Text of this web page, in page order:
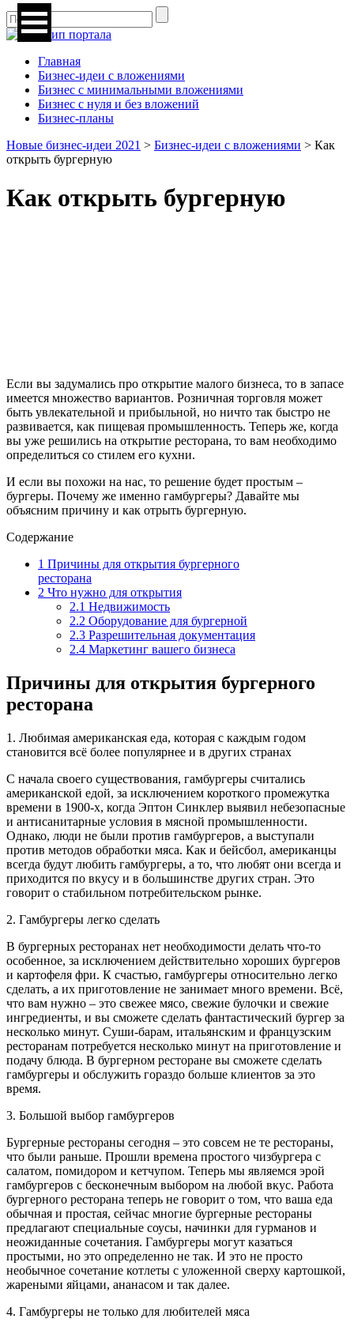
Главная
Бизнес-идеи с вложениями
Бизнес с минимальными вложениями
Бизнес с нуля и без вложений
Бизнес-планы
Новые бизнес-идеи 2021 > Бизнес-идеи с вложениями > Как
открыть бургерную
Как открыть бургерную
Если вы задумались про открытие малого бизнеса, то в запасе
имеется множество вариантов. Розничная торговля может
быть увлекательной и прибыльной, но ничто так быстро не
развивается, как пищевая промышленность. Теперь же, когда
вы уже решились на открытие ресторана, то вам необходимо
определиться со стилем его кухни.
И если вы похожи на нас, то решение будет простым –
бургеры. Почему же именно гамбургеры? Давайте мы
объясним причину и как отрыть бургерную.
Содержание
1 Причины для открытия бургерного
ресторана
2 Что нужно для открытия
2.1 Недвижимость
2.2 Оборудование для бургерной
2.3 Разрешительная документация
2.4 Маркетинг вашего бизнеса
Причины для открытия бургерного
ресторана
1. Любимая американская еда, которая с каждым годом
становится всё более популярнее и в других странах
С начала своего существования, гамбургеры считались
американской едой, за исключением короткого промежутка
времени в 1900-х, когда Эптон Синклер выявил небезопасные
и антисанитарные условия в мясной промышленности.
Однако, люди не были против гамбургеров, а выступали
против методов обработки мяса. Как и бейсбол, американцы
всегда будут любить гамбургеры, а то, что любят они всегда и
приходится по вкусу и в большинстве других стран. Это
говорит о стабильном потребительском рынке.
2. Гамбургеры легко сделать
В бургерных ресторанах нет необходимости делать что-то
особенное, за исключением действительно хороших бургеров
и картофеля фри. К счастью, гамбургеры относительно легко
сделать, а их приготовление не занимает много времени. Всё,
что вам нужно – это свежее мясо, свежие булочки и свежие
ингредиенты, и вы сможете сделать фантастический бургер за
несколько минут. Суши-барам, итальянским и французским
ресторанам потребуется несколько минут на приготовление и
подачу блюда. В бургерном ресторане вы сможете сделать
гамбургеры и обслужить гораздо больше клиентов за это
время.
3. Большой выбор гамбургеров
Бургерные рестораны сегодня – это совсем не те рестораны,
что были раньше. Прошли времена простого чизбургера с
салатом, помидором и кетчупом. Теперь мы являемся эрой
гамбургеров с бесконечным выбором на любой вкус. Работа
бургерного ресторана теперь не говорит о том, что ваша еда
обычная и простая, сейчас многие бургерные рестораны
предлагают специальные соусы, начинки для гурманов и
неожиданные сочетания. Гамбургеры могут казаться
простыми, но это определенно не так. И это не просто
необычное сочетание котлеты с уложенной сверху картошкой,
жареными яйцами, ананасом и так далее.
4. Гамбургеры не только для любителей мяса